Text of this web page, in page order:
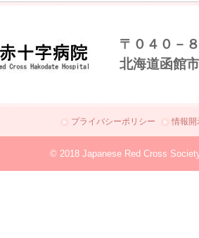
〒０４０－
北海道函館
プライバシーポリシー 情報開
© 2018 Japanese Red Cross